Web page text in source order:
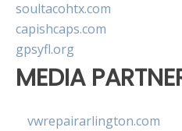
soultacohtx.com
capishcaps.com
gpsyfl.org
MEDIA
vwrepairarlington.com